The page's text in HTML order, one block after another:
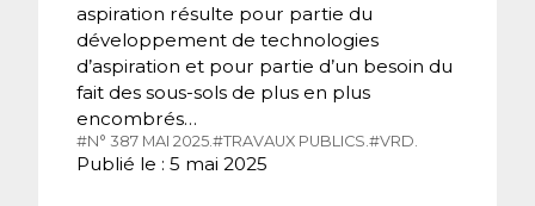
aspiration résulte pour partie du
développement de technologies
d’aspiration et pour partie d’un besoin du
fait des sous-sols de plus en plus
encombrés…
#N° 387 MAI 2025. #TRAVAUX PUBLICS. #VRD.
Publié le : 5 mai 2025